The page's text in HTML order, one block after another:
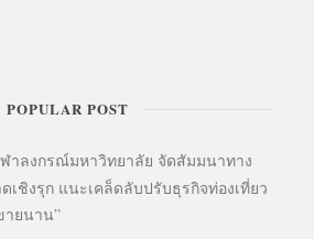
POPULAR POST
าลงกรณ์มหาวิทยาลัย จัดสัมมนาทาง
เชิงรุก แนะเคล็ดลับปรับธุรกิจท่องเที่ยว
ายนาน”